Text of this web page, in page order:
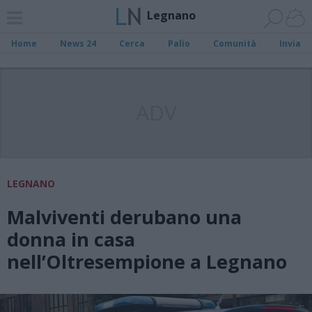
Legnano
Home News 24 Cerca Palio Comunità Invia
LEGNANO
Malviventi derubano una
donna in casa
nell’Oltresempione a Legnano